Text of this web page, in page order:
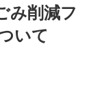
み削減フ
いて